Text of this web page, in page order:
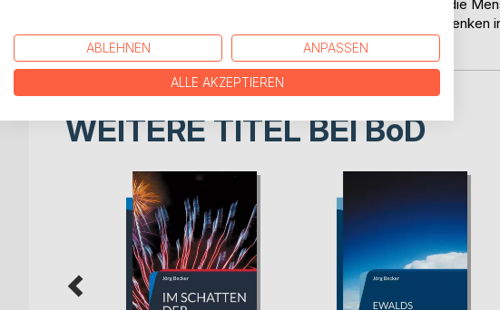
Team entwickeln. In Verbindung damit kommen auch auf die
zu. Als besonders wichtige Qualifikationen werden das „Denken
„Gruppenorientierung/ Teamfähigkeit“ angesehen.
WEITERE TITEL BEIBoD
ABLEHNEN ANPASSEN
ALLE AKZEPTIEREN